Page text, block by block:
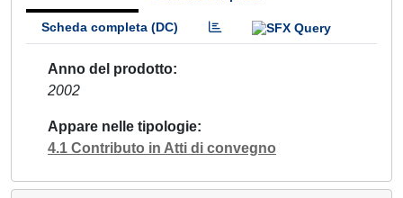
Scheda completa (DC)
Anno del prodotto
2002
Appare nelle tipologie
4.1 Contributo in Atti di convegno